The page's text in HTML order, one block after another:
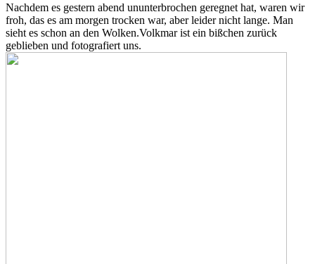
Nachdem es gestern abend ununterbrochen geregnet hat, waren wir
froh, das es am morgen trocken war, aber leider nicht lange. Man
sieht es schon an den Wolken.Volkmar ist ein bißchen zurück
geblieben und fotografiert uns.